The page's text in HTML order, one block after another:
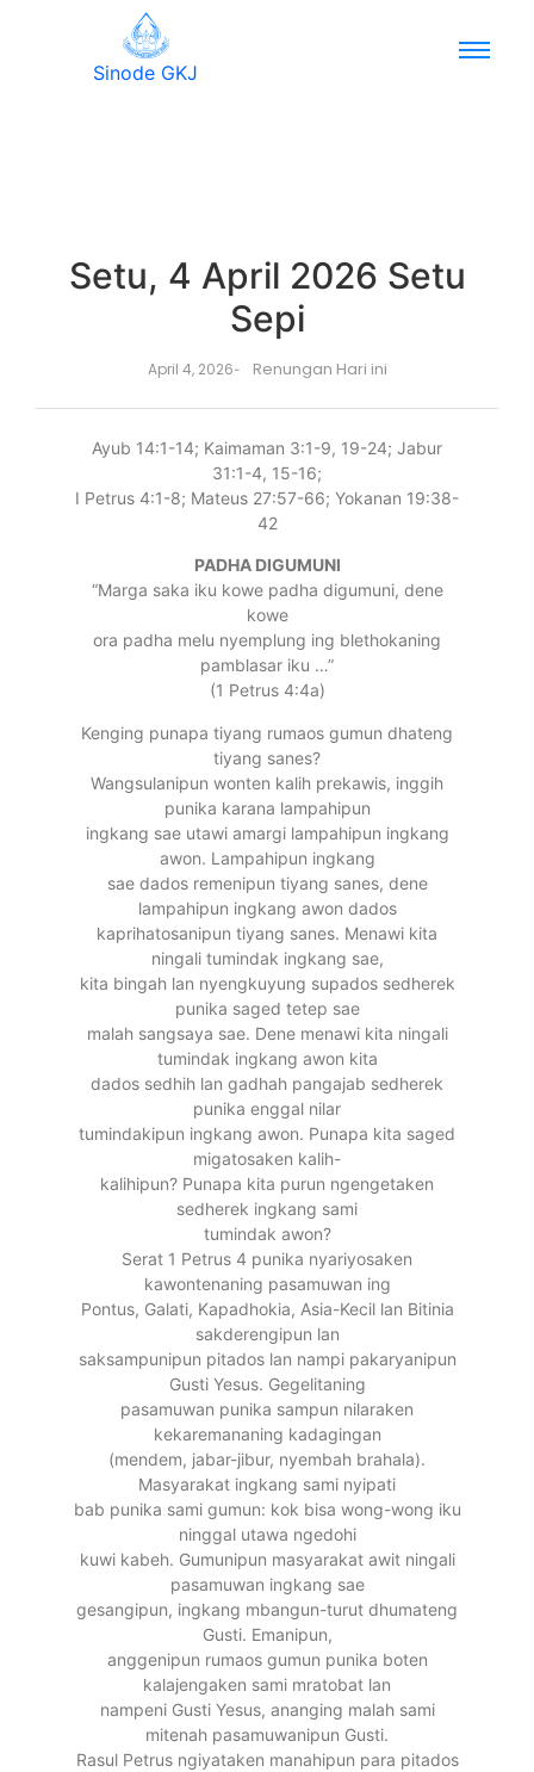
Sinode GKJ
Setu, 4 April 2026 Setu
Sepi
April 4, 2026- Renungan Hari ini
Ayub 14:1-14; Kaimaman 3:1-9, 19-24; Jabur
31:1-4, 15-16;
I Petrus 4:1-8; Mateus 27:57-66; Yokanan 19:38-
42
PADHA DIGUMUNI
“Marga saka iku kowe padha digumuni, dene
kowe
ora padha melu nyemplung ing blethokaning
pamblasar iku …”
(1 Petrus 4:4a)
Kenging punapa tiyang rumaos gumun dhateng
tiyang sanes?
Wangsulanipun wonten kalih prekawis, inggih
punika karana lampahipun
ingkang sae utawi amargi lampahipun ingkang
awon. Lampahipun ingkang
sae dados remenipun tiyang sanes, dene
lampahipun ingkang awon dados
kaprihatosanipun tiyang sanes. Menawi kita
ningali tumindak ingkang sae,
kita bingah lan nyengkuyung supados sedherek
punika saged tetep sae
malah sangsaya sae. Dene menawi kita ningali
tumindak ingkang awon kita
dados sedhih lan gadhah pangajab sedherek
punika enggal nilar
tumindakipun ingkang awon. Punapa kita saged
migatosaken kalih-
kalihipun? Punapa kita purun ngengetaken
sedherek ingkang sami
tumindak awon?
Serat 1 Petrus 4 punika nyariyosaken
kawontenaning pasamuwan ing
Pontus, Galati, Kapadhokia, Asia-Kecil lan Bitinia
sakderengipun lan
saksampunipun pitados lan nampi pakaryanipun
Gusti Yesus. Gegelitaning
pasamuwan punika sampun nilaraken
kekaremananing kadagingan
(mendem, jabar-jibur, nyembah brahala).
Masyarakat ingkang sami nyipati
bab punika sami gumun: kok bisa wong-wong iku
ninggal utawa ngedohi
kuwi kabeh. Gumunipun masyarakat awit ningali
pasamuwan ingkang sae
gesangipun, ingkang mbangun-turut dhumateng
Gusti. Emanipun,
anggenipun rumaos gumun punika boten
kalajengaken sami mratobat lan
nampeni Gusti Yesus, ananging malah sami
mitenah pasamuwanipun Gusti.
Rasul Petrus ngiyataken manahipun para pitados